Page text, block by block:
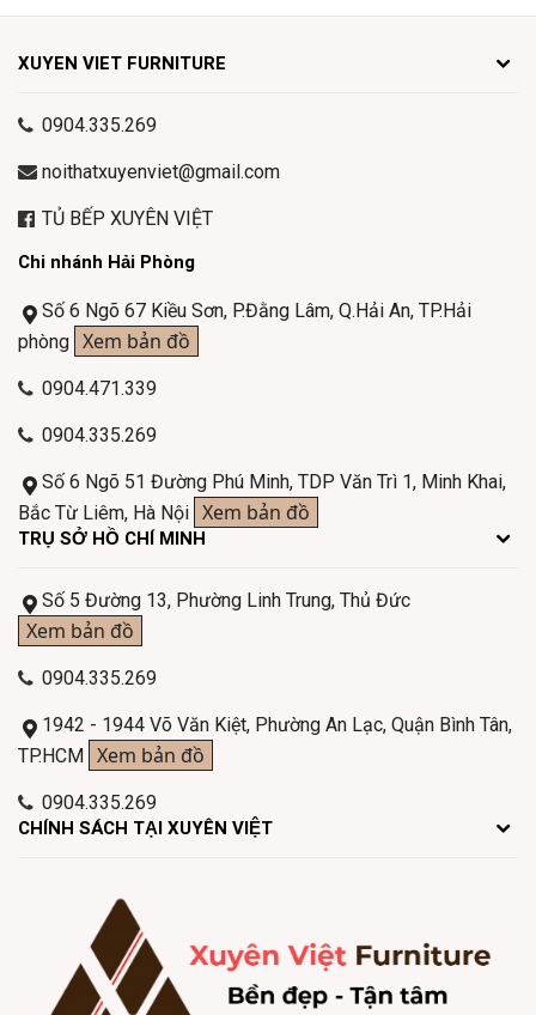
CHÍNH SÁCH TẠI XUYÊN VIỆT
TRỤ SỞ HỒ CHÍ MINH
Số 5 Đường 13, Phường Linh Trung, Thủ Đức
Xem bản đồ
0904.335.269
1942 - 1944 Võ Văn Kiệt, Phường An Lạc, Quận Bình Tân,
TP.HCM Xem bản đồ
0904.335.269
XUYEN VIET FURNITURE
0904.335.269
noithatxuyenviet@gmail.com
TỦ BẾP XUYÊN VIỆT
Chi nhánh Hải Phòng
Số 6 Ngõ 67 Kiều Sơn, P.Đằng Lâm, Q.Hải An, TP.Hải
phòng Xem bản đồ
0904.471.339
0904.335.269
Số 6 Ngõ 51 Đường Phú Minh, TDP Văn Trì 1, Minh Khai,
Bắc Từ Liêm, Hà Nội Xem bản đồ